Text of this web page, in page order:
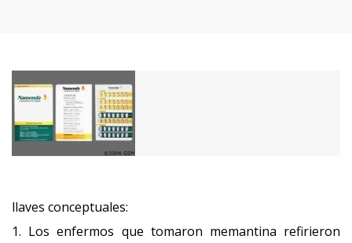
llaves conceptuales:
1. Los enfermos que tomaron memantina refirieron